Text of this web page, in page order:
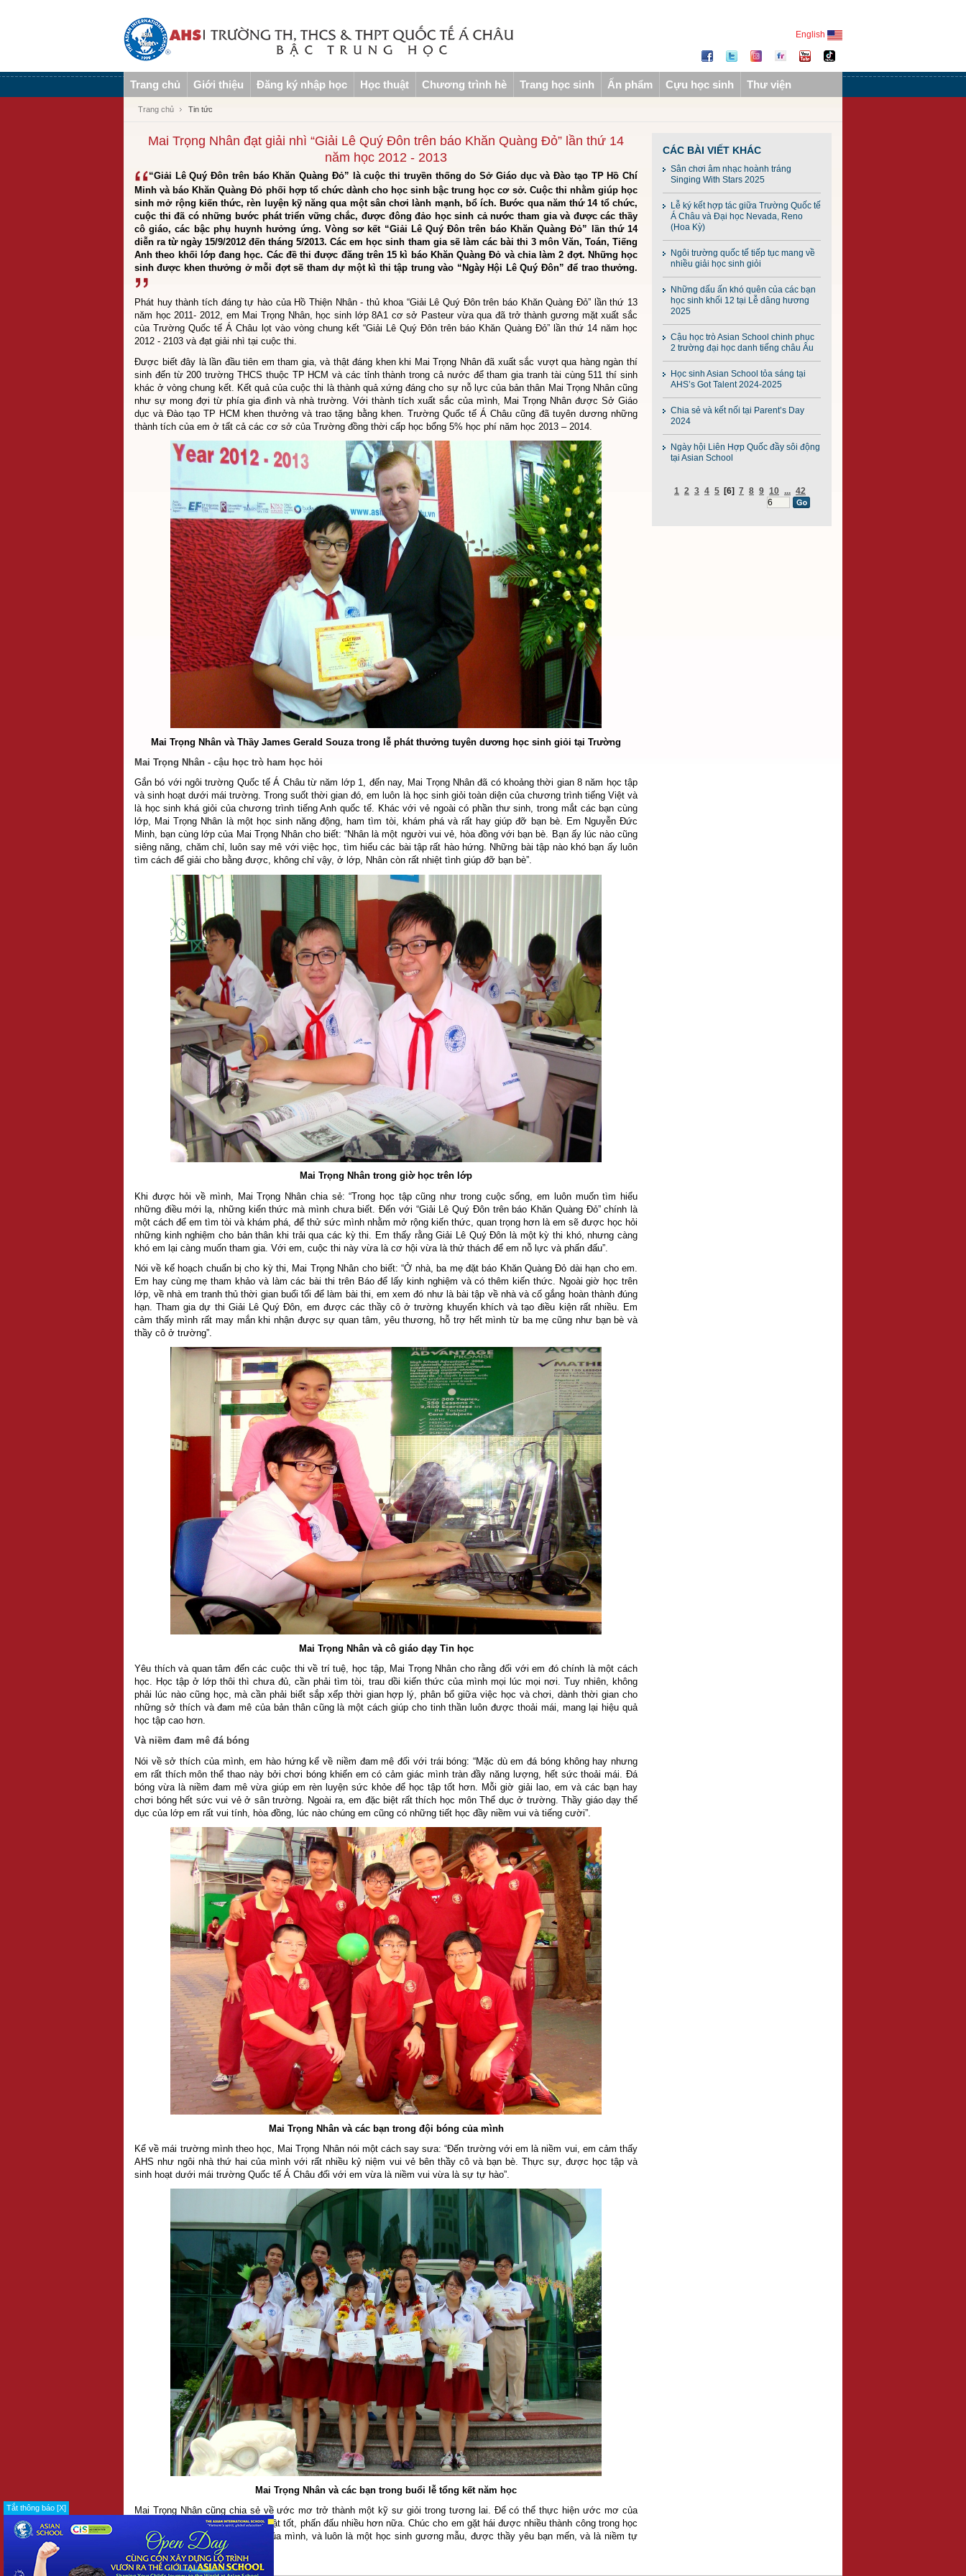
English
Tắt thông báo [X]
Trang chủ Giới thiệu Đăng ký nhập học Học thuật Chương trình hè Trang học sinh Ấn phẩm Cựu học sinh Thư viện
Trang chủ Tin tức
Mai Trọng Nhân đạt giải nhì “Giải Lê Quý Đôn trên báo Khăn Quàng Đỏ” lần thứ 14
năm học 2012 - 2013
“Giải Lê Quý Đôn trên báo Khăn Quàng Đỏ” là cuộc thi truyền thống do Sở Giáo dục và Đào tạo TP Hồ Chí
Minh và báo Khăn Quàng Đỏ phối hợp tổ chức dành cho học sinh bậc trung học cơ sở. Cuộc thi nhằm giúp học
sinh mở rộng kiến thức, rèn luyện kỹ năng qua một sân chơi lành mạnh, bổ ích. Bước qua năm thứ 14 tổ chức,
cuộc thi đã có những bước phát triển vững chắc, được đông đảo học sinh cả nước tham gia và được các thầy
cô giáo, các bậc phụ huynh hưởng ứng. Vòng sơ kết “Giải Lê Quý Đôn trên báo Khăn Quàng Đỏ” lần thứ 14
diễn ra từ ngày 15/9/2012 đến tháng 5/2013. Các em học sinh tham gia sẽ làm các bài thi 3 môn Văn, Toán, Tiếng
Anh theo khối lớp đang học. Các đề thi được đăng trên 15 kì báo Khăn Quàng Đỏ và chia làm 2 đợt. Những học
sinh được khen thưởng ở mỗi đợt sẽ tham dự một kì thi tập trung vào “Ngày Hội Lê Quý Đôn” để trao thưởng.
Phát huy thành tích đáng tự hào của Hồ Thiện Nhân - thủ khoa “Giải Lê Quý Đôn trên báo Khăn Quàng Đỏ” lần thứ 13
năm học 2011- 2012, em Mai Trọng Nhân, học sinh lớp 8A1 cơ sở Pasteur vừa qua đã trở thành gương mặt xuất sắc
của Trường Quốc tế Á Châu lọt vào vòng chung kết “Giải Lê Quý Đôn trên báo Khăn Quàng Đỏ” lần thứ 14 năm học
2012 - 2103 và đạt giải nhì tại cuộc thi.
Được biết đây là lần đầu tiên em tham gia, và thật đáng khen khi Mai Trọng Nhân đã xuất sắc vượt qua hàng ngàn thí
sinh đến từ 200 trường THCS thuộc TP HCM và các tỉnh thành trong cả nước để tham gia tranh tài cùng 511 thí sinh
khác ở vòng chung kết. Kết quả của cuộc thi là thành quả xứng đáng cho sự nỗ lực của bản thân Mai Trọng Nhân cũng
như sự mong đợi từ phía gia đình và nhà trường. Với thành tích xuất sắc của mình, Mai Trọng Nhân được Sở Giáo
dục và Đào tạo TP HCM khen thưởng và trao tặng bằng khen. Trường Quốc tế Á Châu cũng đã tuyên dương những
thành tích của em ở tất cả các cơ sở của Trường đồng thời cấp học bổng 5% học phí năm học 2013 – 2014.
Mai Trọng Nhân và Thầy James Gerald Souza trong lễ phát thưởng tuyên dương học sinh giỏi tại Trường
Mai Trọng Nhân - cậu học trò ham học hỏi
Gắn bó với ngôi trường Quốc tế Á Châu từ năm lớp 1, đến nay, Mai Trọng Nhân đã có khoảng thời gian 8 năm học tập
và sinh hoạt dưới mái trường. Trong suốt thời gian đó, em luôn là học sinh giỏi toàn diện của chương trình tiếng Việt và
là học sinh khá giỏi của chương trình tiếng Anh quốc tế. Khác với vẻ ngoài có phần thư sinh, trong mắt các bạn cùng
lớp, Mai Trọng Nhân là một học sinh năng động, ham tìm tòi, khám phá và rất hay giúp đỡ bạn bè. Em Nguyễn Đức
Minh, bạn cùng lớp của Mai Trọng Nhân cho biết: “Nhân là một người vui vẻ, hòa đồng với bạn bè. Bạn ấy lúc nào cũng
siêng năng, chăm chỉ, luôn say mê với việc học, tìm hiểu các bài tập rất hào hứng. Những bài tập nào khó bạn ấy luôn
tìm cách để giải cho bằng được, không chỉ vậy, ở lớp, Nhân còn rất nhiệt tình giúp đỡ bạn bè”.
Mai Trọng Nhân trong giờ học trên lớp
Khi được hỏi về mình, Mai Trọng Nhân chia sẻ: “Trong học tập cũng như trong cuộc sống, em luôn muốn tìm hiểu
những điều mới lạ, những kiến thức mà mình chưa biết. Đến với “Giải Lê Quý Đôn trên báo Khăn Quàng Đỏ” chính là
một cách để em tìm tòi và khám phá, để thử sức mình nhằm mở rộng kiến thức, quan trọng hơn là em sẽ được học hỏi
những kinh nghiệm cho bản thân khi trải qua các kỳ thi. Em thấy rằng Giải Lê Quý Đôn là một kỳ thi khó, nhưng càng
khó em lại càng muốn tham gia. Với em, cuộc thi này vừa là cơ hội vừa là thử thách để em nỗ lực và phấn đấu”.
Nói về kế hoạch chuẩn bị cho kỳ thi, Mai Trọng Nhân cho biết: “Ở nhà, ba mẹ đặt báo Khăn Quàng Đỏ dài hạn cho em.
Em hay cùng mẹ tham khảo và làm các bài thi trên Báo để lấy kinh nghiệm và có thêm kiến thức. Ngoài giờ học trên
lớp, về nhà em tranh thủ thời gian buổi tối để làm bài thi, em xem đó như là bài tập về nhà và cố gắng hoàn thành đúng
hạn. Tham gia dự thi Giải Lê Quý Đôn, em được các thầy cô ở trường khuyến khích và tạo điều kiện rất nhiều. Em
cảm thấy mình rất may mắn khi nhận được sự quan tâm, yêu thương, hỗ trợ hết mình từ ba mẹ cũng như bạn bè và
thầy cô ở trường”.
Mai Trọng Nhân và cô giáo dạy Tin học
Yêu thích và quan tâm đến các cuộc thi về trí tuệ, học tập, Mai Trọng Nhân cho rằng đối với em đó chính là một cách
học. Học tập ở lớp thôi thì chưa đủ, cần phải tìm tòi, trau dồi kiến thức của mình mọi lúc mọi nơi. Tuy nhiên, không
phải lúc nào cũng học, mà cần phải biết sắp xếp thời gian hợp lý, phân bổ giữa việc học và chơi, dành thời gian cho
những sở thích và đam mê của bản thân cũng là một cách giúp cho tinh thần luôn được thoải mái, mang lại hiệu quả
học tập cao hơn.
Và niềm đam mê đá bóng
Nói về sở thích của mình, em hào hứng kể về niềm đam mê đối với trái bóng: “Mặc dù em đá bóng không hay nhưng
em rất thích môn thể thao này bởi chơi bóng khiến em có cảm giác mình tràn đầy năng lượng, hết sức thoải mái. Đá
bóng vừa là niềm đam mê vừa giúp em rèn luyện sức khỏe để học tập tốt hơn. Mỗi giờ giải lao, em và các bạn hay
chơi bóng hết sức vui vẻ ở sân trường. Ngoài ra, em đặc biệt rất thích học môn Thể dục ở trường. Thầy giáo dạy thể
dục của lớp em rất vui tính, hòa đồng, lúc nào chúng em cũng có những tiết học đầy niềm vui và tiếng cười”.
Mai Trọng Nhân và các bạn trong đội bóng của mình
Kể về mái trường mình theo học, Mai Trọng Nhân nói một cách say sưa: “Đến trường với em là niềm vui, em cảm thấy
AHS như ngôi nhà thứ hai của mình với rất nhiều kỷ niệm vui vẻ bên thầy cô và bạn bè. Thực sự, được học tập và
sinh hoạt dưới mái trường Quốc tế Á Châu đối với em vừa là niềm vui vừa là sự tự hào”.
Mai Trọng Nhân và các bạn trong buổi lễ tổng kết năm học
Mai Trọng Nhân cũng chia sẻ về ước mơ trở thành một kỹ sư giỏi trong tương lai. Để có thể thực hiện ước mơ của
mình, em sẽ phải cố gắng học thật tốt, phấn đấu nhiều hơn nữa. Chúc cho em gặt hái được nhiều thành công trong học
tập, có thể đạt được ước mơ của mình, và luôn là một học sinh gương mẫu, được thầy yêu bạn mến, và là niềm tự
hào của Trường Quốc tế Á Châu.
CÁC BÀI VIẾT KHÁC
Sân chơi âm nhạc hoành tráng
Singing With Stars 2025
Lễ ký kết hợp tác giữa Trường Quốc tế
Á Châu và Đại học Nevada, Reno
(Hoa Kỳ)
Ngôi trường quốc tế tiếp tục mang về
nhiều giải học sinh giỏi
Những dấu ấn khó quên của các bạn
học sinh khối 12 tại Lễ dâng hương
2025
Cậu học trò Asian School chinh phục
2 trường đại học danh tiếng châu Âu
Học sinh Asian School tỏa sáng tại
AHS’s Got Talent 2024-2025
Chia sẻ và kết nối tại Parent’s Day
2024
Ngày hội Liên Hợp Quốc đầy sôi động
tại Asian School
1 2 3 4 5 [6] 7 8 9 10 ... 42